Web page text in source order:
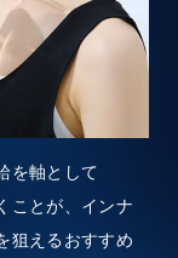
を軸として
ことが、インナ
狙えるおすすめ